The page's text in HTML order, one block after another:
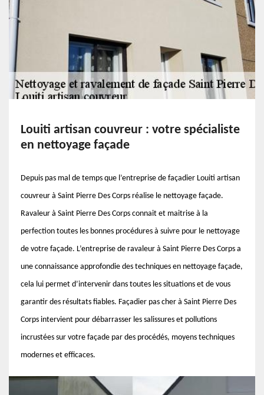
Louiti artisan couvreur : votre spécialiste
en nettoyage façade
Depuis pas mal de temps que l’entreprise de façadier Louiti artisan
couvreur à Saint Pierre Des Corps réalise le nettoyage façade.
Ravaleur à Saint Pierre Des Corps connait et maitrise à la
perfection toutes les bonnes procédures à suivre pour le nettoyage
de votre façade. L’entreprise de ravaleur à Saint Pierre Des Corps a
une connaissance approfondie des techniques en nettoyage façade,
cela lui permet d’intervenir dans toutes les situations et de vous
garantir des résultats fiables. Façadier pas cher à Saint Pierre Des
Corps intervient pour débarrasser les salissures et pollutions
incrustées sur votre façade par des procédés, moyens techniques
modernes et efficaces.